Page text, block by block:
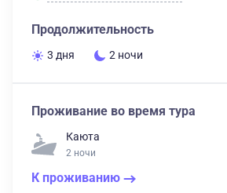
Продолжительность
3 дня 2 ночи
Проживание во время тура
Каюта
2 ночи
К проживанию